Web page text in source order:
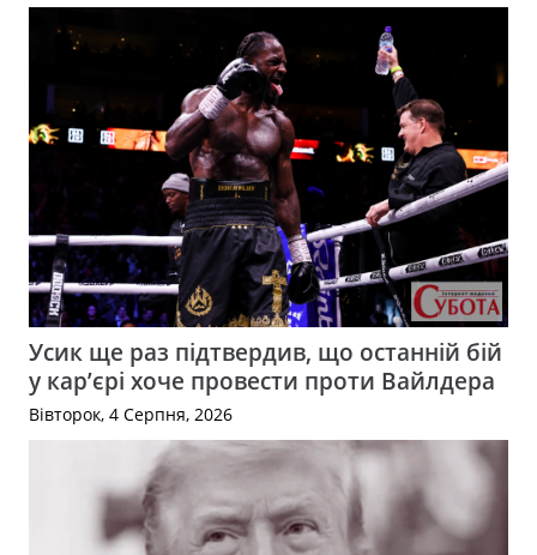
Усик ще раз підтвердив, що останній бій
у кар’єрі хоче провести проти Вайлдера
Вівторок, 4 Серпня, 2026